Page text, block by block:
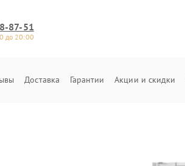
87-51
до 20:00
Доставка Гарантии Акции и скидки